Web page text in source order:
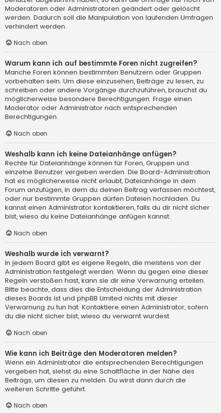
Moderatoren oder Administratoren geändert oder gelöscht
werden. Dadurch soll die Manipulation von laufenden Umfragen
verhindert werden.
Nach oben
Warum kann ich auf bestimmte Foren nicht zugreifen?
Manche Foren können bestimmten Benutzern oder Gruppen
vorbehalten sein. Um diese einzusehen, Beiträge zu lesen, zu
schreiben oder andere Vorgänge durchzuführen, brauchst du
möglicherweise besondere Berechtigungen. Frage einen
Moderator oder Administrator nach entsprechenden
Berechtigungen.
Nach oben
Weshalb kann ich keine Dateianhänge anfügen?
Rechte für Dateianhänge können für Foren, Gruppen und
einzelne Benutzer vergeben werden. Die Board-Administration
hat es möglicherweise nicht erlaubt, Dateianhänge in dem
Forum anzufügen, in dem du deinen Beitrag verfassen möchtest,
oder nur bestimmte Gruppen dürfen Dateien hochladen. Du
kannst einen Administrator kontaktieren, falls du dir nicht sicher
bist, wieso du keine Dateianhänge anfügen kannst.
Nach oben
Weshalb wurde ich verwarnt?
In jedem Board gibt es eigene Regeln, die meistens von der
Administration festgelegt werden. Wenn du gegen eine dieser
Regeln verstoßen hast, kann sie dir eine Verwarnung erteilen.
Bitte beachte, dass dies die Entscheidung der Administration
dieses Boards ist und phpBB Limited nichts mit dieser
Verwarnung zu tun hat. Kontaktiere einen Administrator, sofern
du die nicht sicher bist, wieso du verwarnt wurdest.
Nach oben
Wie kann ich Beiträge den Moderatoren melden?
Wenn ein Administrator die entsprechenden Berechtigungen
vergeben hat, siehst du eine Schaltfläche in der Nähe des
Beitrags, um diesen zu melden. Du wirst dann durch die
weiteren Schritte geführt.
Nach oben